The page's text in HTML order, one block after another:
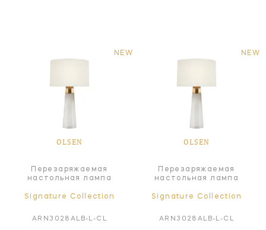
NEW
OLSEN
Перезаряжаемая
настольная лампа
Signature Collection
ARN3028ALB-L-CL
NEW
OLSEN
Перезаряжаемая
настольная лампа
Signature Collection
ARN3028ALB-L-CL